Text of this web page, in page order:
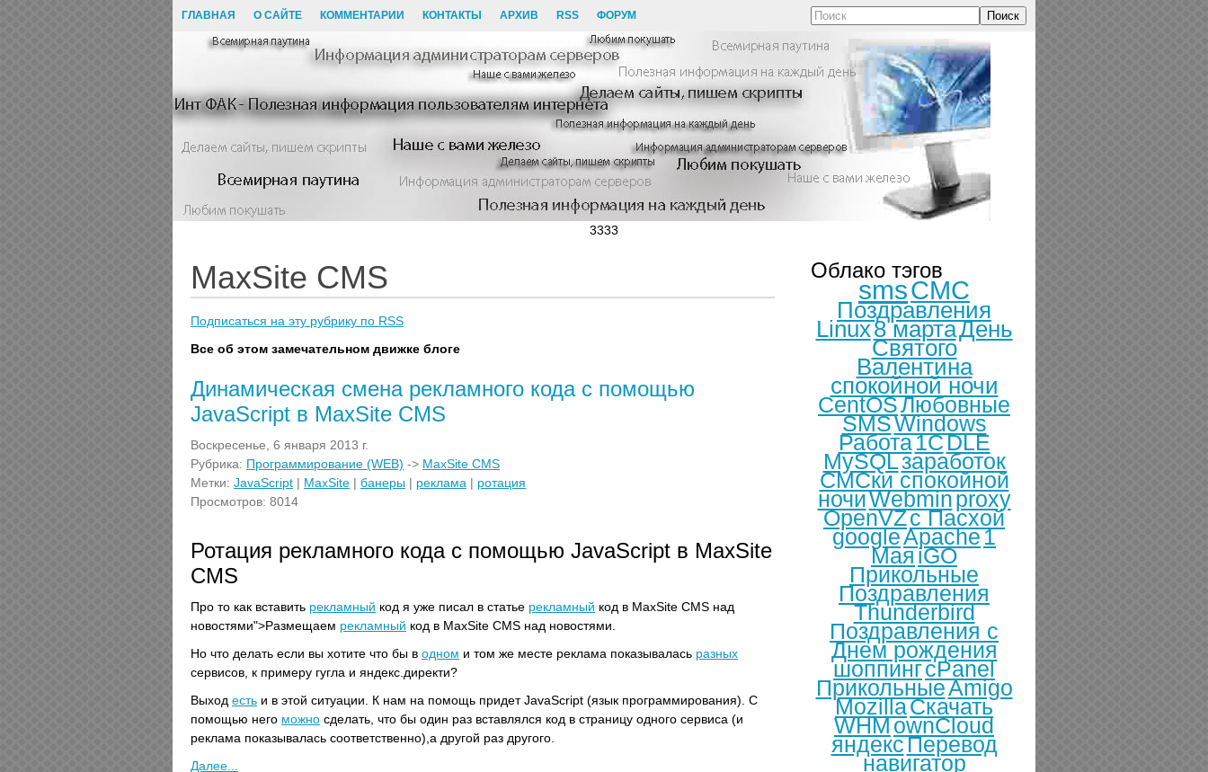
ГЛАВНАЯ О САЙТЕ КОММЕНТАРИИ КОНТАКТЫ АРХИВ RSS ФОРУМ Поиск
3333
MaxSite CMS
Подписаться на эту рубрику по RSS
Все об этом замечательном движке блоге
Динамическая смена рекламного кода с помощью
JavaScript в MaxSite CMS
Воскресенье, 6 января 2013 г.
Рубрика: Программирование (WEB) -> MaxSite CMS
Метки: JavaScript | MaxSite | банеры | реклама | ротация
Просмотров: 8014
Ротация рекламного кода с помощью JavaScript в MaxSite
CMS
Про то как вставить рекламный код я уже писал в статье рекламный код в MaxSite CMS над
новостями">Размещаем рекламный код в MaxSite CMS над новостями.
Но что делать если вы хотите что бы в одном и том же месте реклама показывалась разных
сервисов, к примеру гугла и яндекс.директи?
Выход есть и в этой ситуации. К нам на помощь придет JavaScript (язык программирования). С
помощью него можно сделать, что бы один раз вставлялся код в страницу одного сервиса (и
реклама показывалась соответственно),а другой раз другого.
Далее...
Облако тэгов
smsСМС
Поздравления
Linux8 мартаДень
Святого
Валентина
спокойной ночи
CentOSЛюбовные
SMSWindows
Работа1СDLE
MySQLзаработок
СМСки спокойной
ночиWebminproxy
OpenVZс Пасхой
googleApache1
МаяiGO
Прикольные
Поздравления
Thunderbird
Поздравления с
Днем рождения
шоппингcPanel
ПрикольныеAmigo
MozillaСкачать
WHMownCloud
яндексПеревод
навигатор